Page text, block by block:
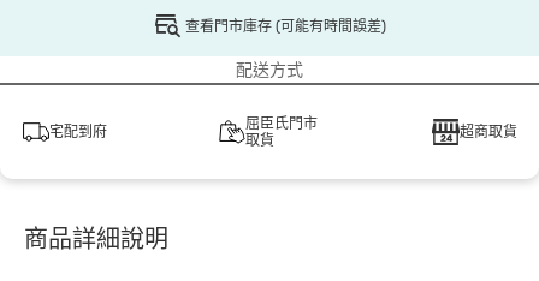
查看門市庫存 (可能有時間誤差)
配送方式
宅配到府
屈臣氏門市
取貨
超商取貨
商品詳細說明